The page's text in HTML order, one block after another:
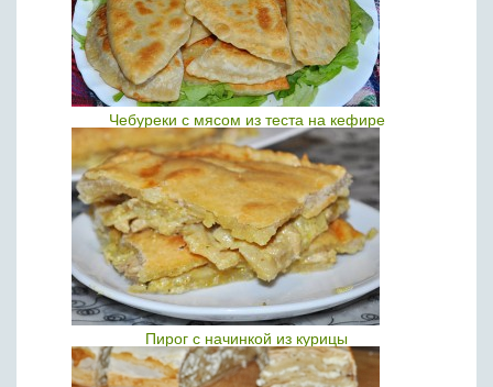
Чебуреки с мясом из теста на кефире
Пирог с начинкой из курицы